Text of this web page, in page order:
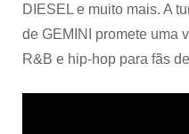
DIESEL e muito mais. A
de GEMINI promete uma
R&B e hip-hop para fãs